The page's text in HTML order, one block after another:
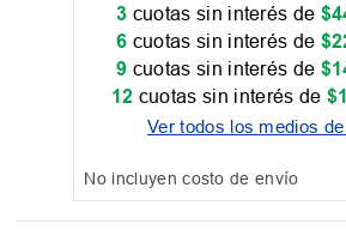
3 cuotas sin interés de $
6 cuotas sin interés de $
9 cuotas sin interés de $
12 cuotas sin interés de $
Ver todos los medios
No incluyen costo de envío